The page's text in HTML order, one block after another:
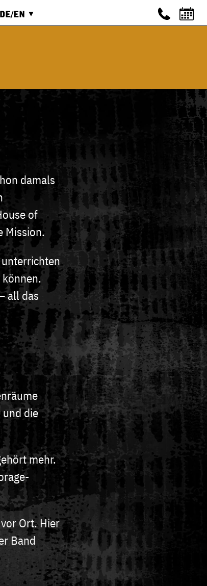
DE/EN
damals
of
Mission.
all das
die
mehr.
Ort. Hier
Band